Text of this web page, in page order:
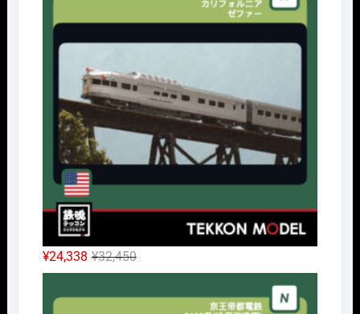
で
し
た。
¥32,175
で
す。
¥32,450元
の
価
¥24,338
現
在
の